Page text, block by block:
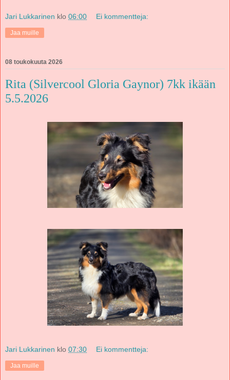
Jari Lukkarinen klo 06:00 Ei kommentteja:
Jaa muille
08 toukokuuta 2026
Rita (Silvercool Gloria Gaynor) 7kk ikään
5.5.2026
Jari Lukkarinen klo 07:30 Ei kommentteja:
Jaa muille